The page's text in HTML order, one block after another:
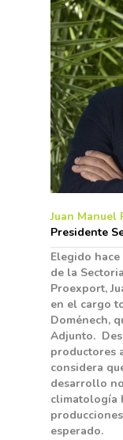
Juan Manuel
Presidente
Elegido
de la
Proexport,
en el cargo
Doménech,
Adjunto.
productores
considera
desarrollo
climatología
esperado.